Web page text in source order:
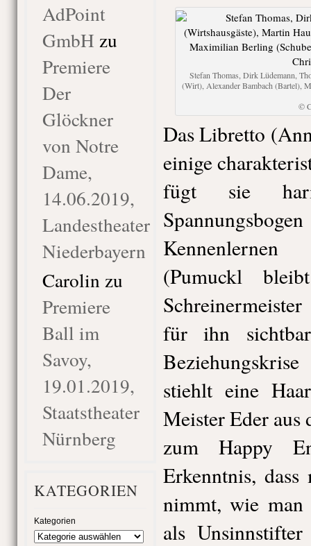
AdPoint
GmbH zu
Premiere
Der
Glöckner
von Notre
Dame,
14.06.2019,
Landestheater
Niederbayern
Carolin zu
Premiere
Ball im
Savoy,
19.01.2019,
Staatstheater
Nürnberg
KATEGORIEN
Kategorien
Stefan Thomas, Dirk Lüdemann,
(Wirt), Alexander Bambach (Bartel),
©
Das Libretto
einige
fügt sie
(Pumuckl
für ihn
stiehlt eine
Meister Eder aus
zum Happy
Erkenntnis,
nimmt, wie man
als